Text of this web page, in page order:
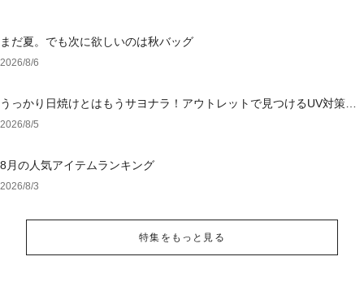
まだ夏。でも次に欲しいのは秋バッグ
2026/8/6
うっかり日焼けとはもうサヨナラ！アウトレットで見つけるUV対策ウ
ェア
2026/8/5
8月の人気アイテムランキング
2026/8/3
特集をもっと見る